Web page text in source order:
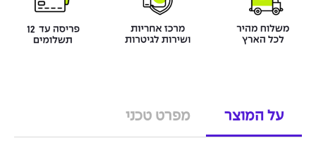
על המוצר מפרט טכני